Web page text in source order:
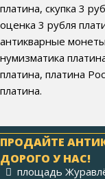
платина, скупка 3
оценка 3 рубля
антикварные
нумизматика
платина, платина
платина.
ПРОДАЙТЕ
ДОРОГО У НАС!
площадь